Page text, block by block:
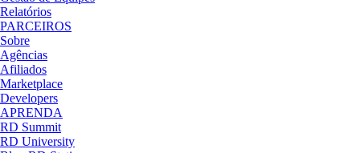
Relatórios
PARCEIROS
Sobre
Agências
Afiliados
Marketplace
Developers
APRENDA
RD Summit
RD University